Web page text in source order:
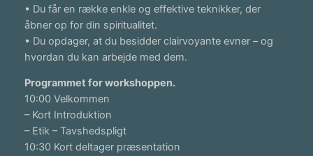
• Du får en række enkle og effektive teknikker, der
åbner op for din spiritualitet.
• Du opdager, at du besidder clairvoyante evner – og
hvordan du kan arbejde med dem.
Programmet for workshoppen.
10:00 Velkommen
– Kort Introduktion
– Etik – Tavshedspligt
10:30 Kort deltager præsentation